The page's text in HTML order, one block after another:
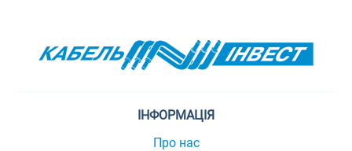
ІНФОРМАЦІЯ
Про нас